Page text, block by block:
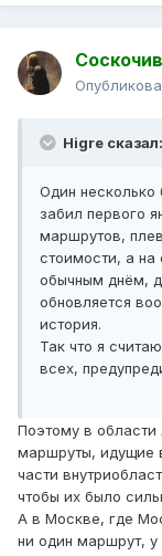
Higre сказал:
Один несколько
забил первого
маршрутов,
стоимости, а на
обычным днём,
обновляется
история.
Так что я
всех,
Поэтому в области
маршруты, идущие
части
чтобы их было
А в Москве, где
ни один маршрут, у